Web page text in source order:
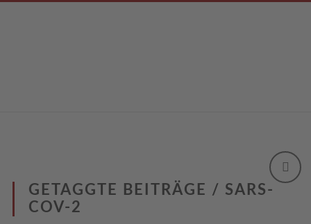
GETAGGTE BEITRÄGE / SARS-
COV-2